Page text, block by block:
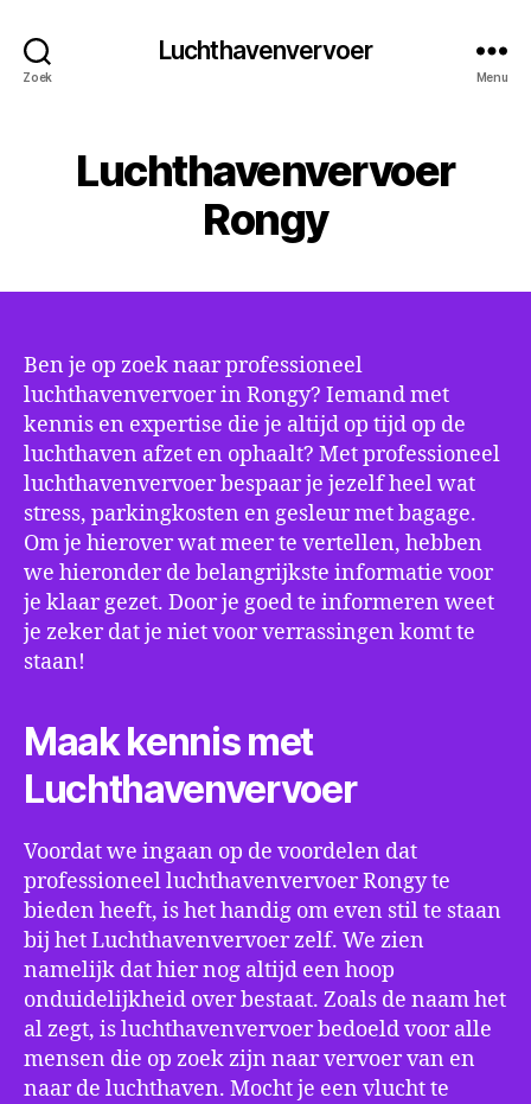
Zoek
Luchthavenvervoer
Menu
Luchthavenvervoer
Rongy
Ben je op zoek naar professioneel
luchthavenvervoer in Rongy? Iemand met
kennis en expertise die je altijd op tijd op de
luchthaven afzet en ophaalt? Met professioneel
luchthavenvervoer bespaar je jezelf heel wat
stress, parkingkosten en gesleur met bagage.
Om je hierover wat meer te vertellen, hebben
we hieronder de belangrijkste informatie voor
je klaar gezet. Door je goed te informeren weet
je zeker dat je niet voor verrassingen komt te
staan!
Maak kennis met
Luchthavenvervoer
Voordat we ingaan op de voordelen dat
professioneel luchthavenvervoer Rongy te
bieden heeft, is het handig om even stil te staan
bij het Luchthavenvervoer zelf. We zien
namelijk dat hier nog altijd een hoop
onduidelijkheid over bestaat. Zoals de naam het
al zegt, is luchthavenvervoer bedoeld voor alle
mensen die op zoek zijn naar vervoer van en
naar de luchthaven. Mocht je een vlucht te